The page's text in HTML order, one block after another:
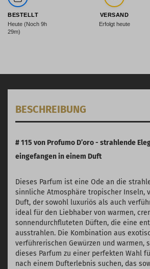
BESTELLT
Heute (Noch 9h
29m)
VERSAND
Erfolgt heute
BESCHREIBUNG
# 115 von Profumo D’oro - strahlende
eingefangen in einem Duft
Dieses Parfum ist eine Ode an die
sinnliche Atmosphäre tropischer Inseln,
Duft, der sowohl luxuriös als auch
ideal für den Liebhaber von warmen,
sonnendurchfluteten Düften, die eine
ausstrahlen. Die Kombination aus
verführerischen Gewürzen und warmen,
dieses Parfum zu einer perfekten Wahl
nach einem Dufterlebnis suchen, das